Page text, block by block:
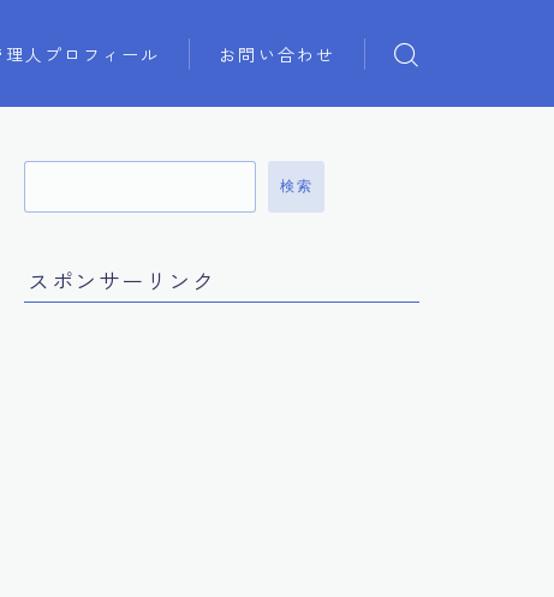
人プロフィール お問い合わせ
検索
スポンサーリンク